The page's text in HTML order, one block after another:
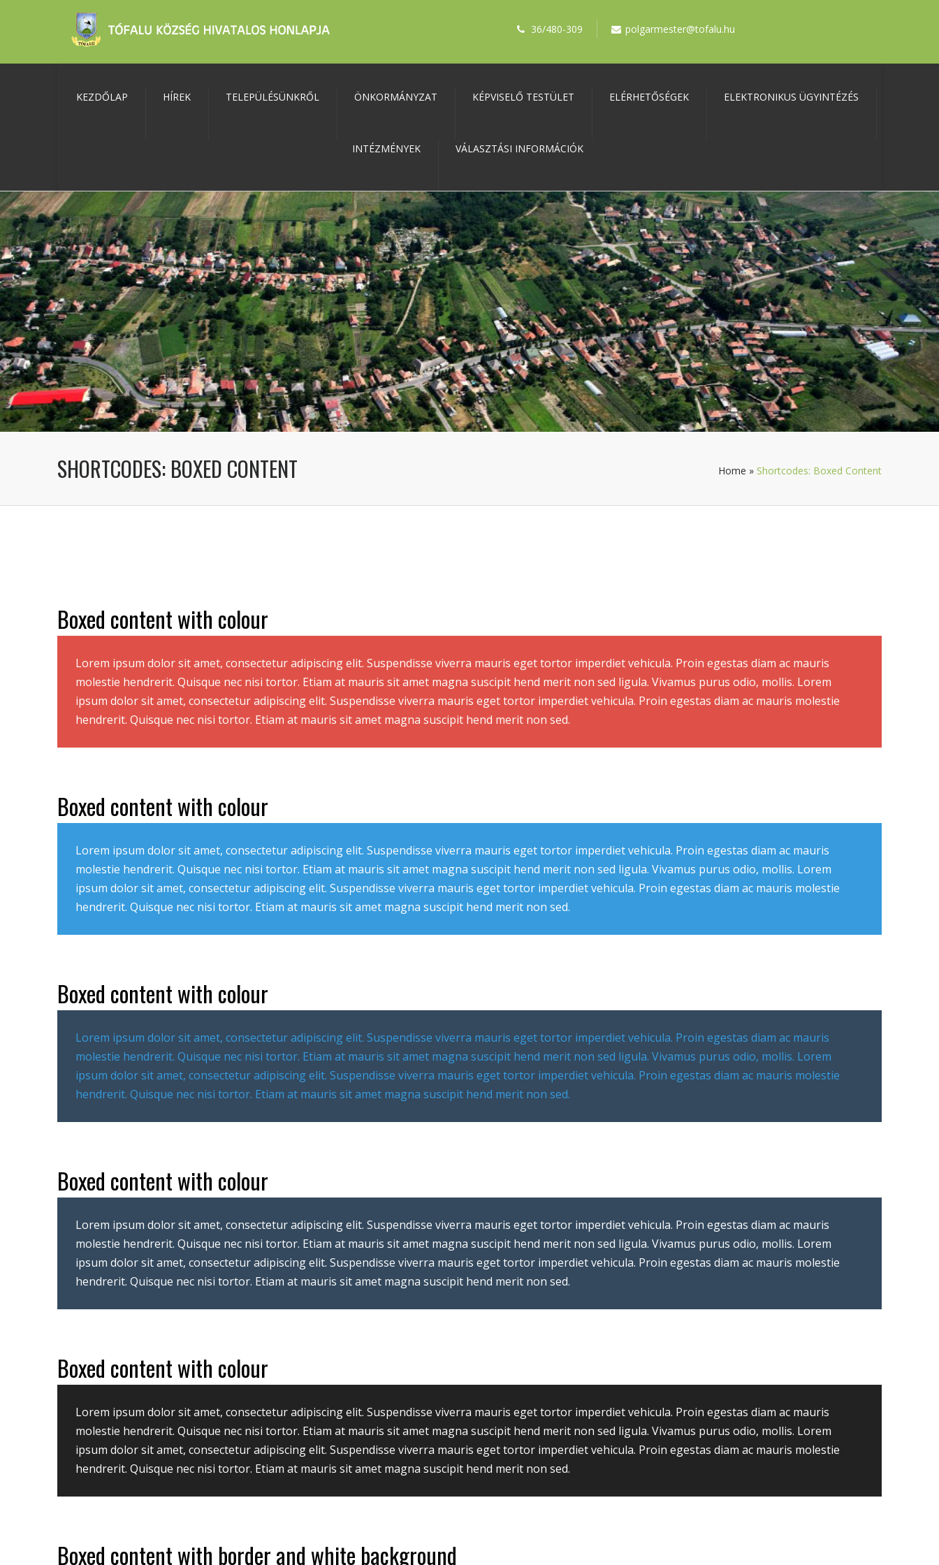
36/480-309 polgarmester@tofalu.hu
KEZDŐLAP HÍREK TELEPÜLÉSÜNKRŐL ÖNKORMÁNYZAT KÉPVISELŐ TESTÜLET ELÉRHETŐSÉGEK ELEKTRONIKUS ÜGYINTÉZÉS
INTÉZMÉNYEK VÁLASZTÁSI INFORMÁCIÓK
SHORTCODES: BOXED CONTENT Home » Shortcodes: Boxed Content
Boxed content with colour
Lorem ipsum dolor sit amet, consectetur adipiscing elit. Suspendisse viverra mauris eget tortor imperdiet vehicula. Proin egestas diam ac mauris
molestie hendrerit. Quisque nec nisi tortor. Etiam at mauris sit amet magna suscipit hend merit non sed ligula. Vivamus purus odio, mollis. Lorem
ipsum dolor sit amet, consectetur adipiscing elit. Suspendisse viverra mauris eget tortor imperdiet vehicula. Proin egestas diam ac mauris molestie
hendrerit. Quisque nec nisi tortor. Etiam at mauris sit amet magna suscipit hend merit non sed.
Boxed content with colour
Lorem ipsum dolor sit amet, consectetur adipiscing elit. Suspendisse viverra mauris eget tortor imperdiet vehicula. Proin egestas diam ac mauris
molestie hendrerit. Quisque nec nisi tortor. Etiam at mauris sit amet magna suscipit hend merit non sed ligula. Vivamus purus odio, mollis. Lorem
ipsum dolor sit amet, consectetur adipiscing elit. Suspendisse viverra mauris eget tortor imperdiet vehicula. Proin egestas diam ac mauris molestie
hendrerit. Quisque nec nisi tortor. Etiam at mauris sit amet magna suscipit hend merit non sed.
Boxed content with colour
Lorem ipsum dolor sit amet, consectetur adipiscing elit. Suspendisse viverra mauris eget tortor imperdiet vehicula. Proin egestas diam ac mauris
molestie hendrerit. Quisque nec nisi tortor. Etiam at mauris sit amet magna suscipit hend merit non sed ligula. Vivamus purus odio, mollis. Lorem
ipsum dolor sit amet, consectetur adipiscing elit. Suspendisse viverra mauris eget tortor imperdiet vehicula. Proin egestas diam ac mauris molestie
hendrerit. Quisque nec nisi tortor. Etiam at mauris sit amet magna suscipit hend merit non sed.
Boxed content with colour
Lorem ipsum dolor sit amet, consectetur adipiscing elit. Suspendisse viverra mauris eget tortor imperdiet vehicula. Proin egestas diam ac mauris
molestie hendrerit. Quisque nec nisi tortor. Etiam at mauris sit amet magna suscipit hend merit non sed ligula. Vivamus purus odio, mollis. Lorem
ipsum dolor sit amet, consectetur adipiscing elit. Suspendisse viverra mauris eget tortor imperdiet vehicula. Proin egestas diam ac mauris molestie
hendrerit. Quisque nec nisi tortor. Etiam at mauris sit amet magna suscipit hend merit non sed.
Boxed content with colour
Lorem ipsum dolor sit amet, consectetur adipiscing elit. Suspendisse viverra mauris eget tortor imperdiet vehicula. Proin egestas diam ac mauris
molestie hendrerit. Quisque nec nisi tortor. Etiam at mauris sit amet magna suscipit hend merit non sed ligula. Vivamus purus odio, mollis. Lorem
ipsum dolor sit amet, consectetur adipiscing elit. Suspendisse viverra mauris eget tortor imperdiet vehicula. Proin egestas diam ac mauris molestie
hendrerit. Quisque nec nisi tortor. Etiam at mauris sit amet magna suscipit hend merit non sed.
Boxed content with border and white background